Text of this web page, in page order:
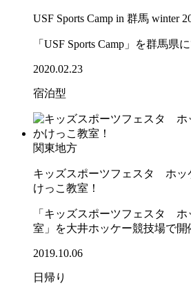
USF Sports Camp in 群馬 winter
「USF Sports Camp」を群馬県
2020.02.23
宿泊型
関東地方
キッズスポーツフェスタ ホッ
けっこ教室！
「キッズスポーツフェスタ ホ
室」を大井ホッケー競技場で開
2019.10.06
日帰り